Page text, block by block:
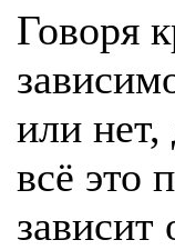
Говоря
или нет,
всё это
зависит